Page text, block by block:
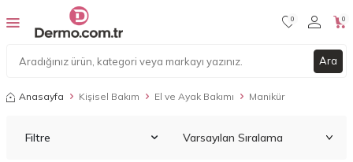
Ara
0 0
Anasayfa Kişisel Bakım El ve Ayak Bakımı Manikür
Filtre